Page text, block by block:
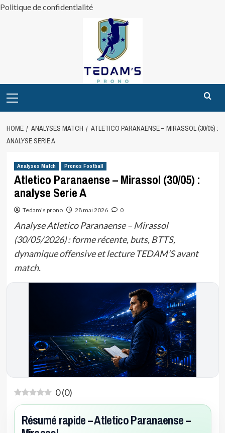
Politique de confidentialité
Menu
HOME ANALYSES MATCH
ATLETICO PARANAENSE – MIRASSOL (30/05) :
ANALYSE SERIE A
Analyses Match Pronos Football
Atletico Paranaense – Mirassol (30/05) :
analyse Serie A
Tedam's prono 28 mai 2026 0
Analyse Atletico Paranaense – Mirassol
(30/05/2026) : forme récente, buts, BTTS,
dynamique offensive et lecture TEDAM’S avant
match.
0(0)
Résumé rapide – Atletico Paranaense –